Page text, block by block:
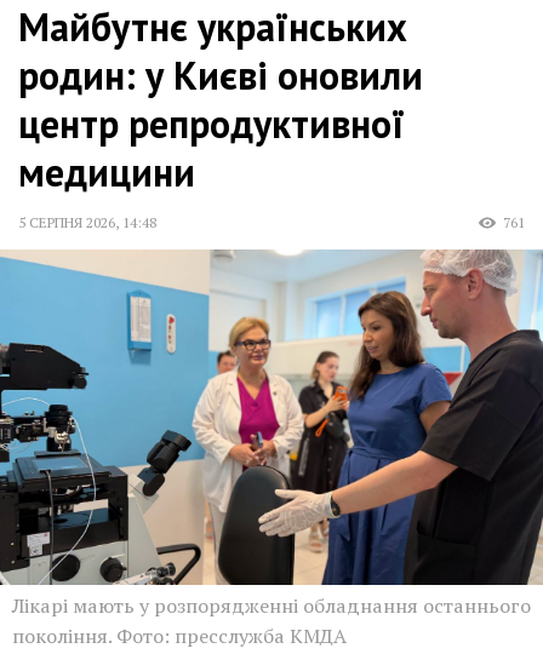
Майбутнє українських
родин: у Києві оновили
центр репродуктивної
медицини
5 СЕРПНЯ 2026, 14:48 761
Лікарі мають у розпорядженні обладнання останнього
покоління. Фото: пресслужба КМДА